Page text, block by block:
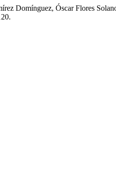
Domínguez, Óscar Flores